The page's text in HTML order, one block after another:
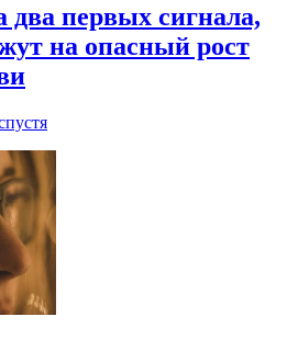
два первых сигнала,
на опасный рост